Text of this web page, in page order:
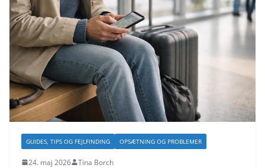
GUIDES, TIPS OG FEJLFINDING OPSÆTNING OG PROBLEMER
24. maj 2026 Tina Borch